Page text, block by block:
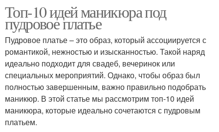
Топ-10 идей маникюра под
пудровое платье
Пудровое платье – это образ, который ассоциируется с
романтикой, нежностью и изысканностью. Такой наряд
идеально подходит для свадеб, вечеринок или
специальных мероприятий. Однако, чтобы образ был
полностью завершенным, важно правильно подобрать
маникюр. В этой статье мы рассмотрим топ-10 идей
маникюра, которые идеально сочетаются с пудровым
платьем.